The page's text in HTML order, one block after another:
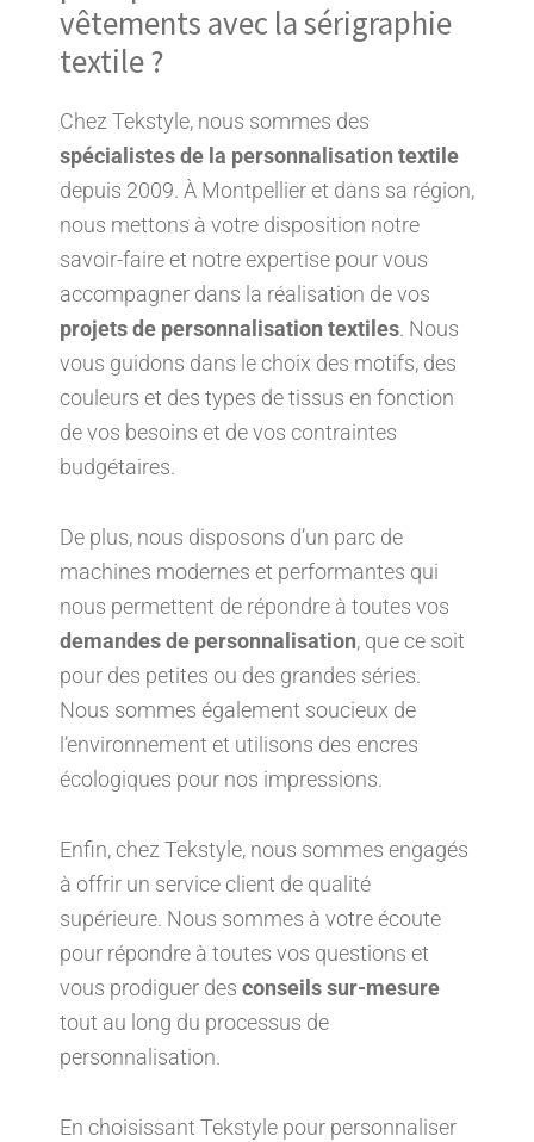
vêtements avec la sérigraphie
textile ?
Chez Tekstyle, nous sommes des
spécialistes de la personnalisation textile
depuis 2009. À Montpellier et dans sa région,
nous mettons à votre disposition notre
savoir-faire et notre expertise pour vous
accompagner dans la réalisation de vos
projets de personnalisation textiles. Nous
vous guidons dans le choix des motifs, des
couleurs et des types de tissus en fonction
de vos besoins et de vos contraintes
budgétaires.
De plus, nous disposons d’un parc de
machines modernes et performantes qui
nous permettent de répondre à toutes vos
demandes de personnalisation, que ce soit
pour des petites ou des grandes séries.
Nous sommes également soucieux de
l’environnement et utilisons des encres
écologiques pour nos impressions.
Enfin, chez Tekstyle, nous sommes engagés
à offrir un service client de qualité
supérieure. Nous sommes à votre écoute
pour répondre à toutes vos questions et
vous prodiguer des conseils sur-mesure
tout au long du processus de
personnalisation.
En choisissant Tekstyle pour personnaliser